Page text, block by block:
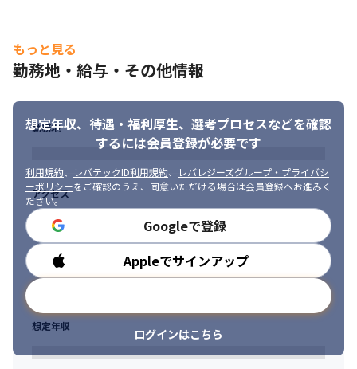
もっと見る
勤務地・給与・その他情報
想定年収、待遇・福利厚生、 選考プロセスなどを確認
するには会員登録が必要です
利用規約、 レバテックID利用規約、
レバレジーズグループ・プライバシ
ーポリシーをご確認のうえ、同意いただける場合は会員登録へお進みく
ださい。
Googleで登録
Appleでサインアップ
ログインはこちら
勤務地
アクセス
勤務時間
想定年収